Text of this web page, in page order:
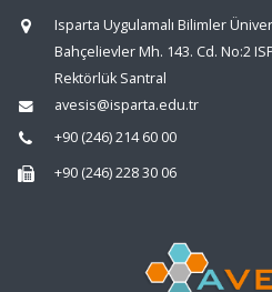
Isparta Uygulamalı Bilimler
Bahçelievler Mh. 143. Cd. No:2
Rektörlük Santral
avesis@isparta.edu.tr
+90 (246) 214 60 00
+90 (246) 228 30 06